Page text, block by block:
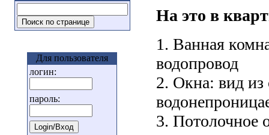
Для пользователя
логин:
пароль:
На это в
1. Ванная
водопровод
2. Окна: вид
3. Потолочное